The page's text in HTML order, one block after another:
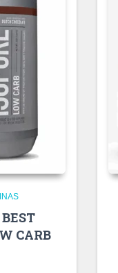
CARB